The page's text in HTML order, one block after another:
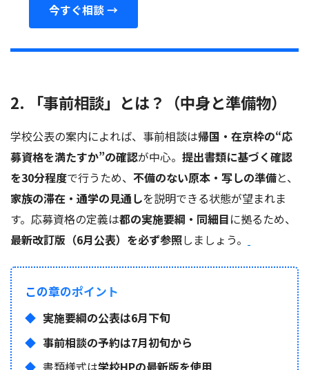
今すぐ相談 →
2. 「事前相談」とは？（中身と準備物）
学校公表の案内によれば、事前相談は帰国・在京枠の“応
募資格を満たすか”の確認が中心。 提出書類に基づく確認
を30分程度で行うため、 不備のない原本・写しの準備と、
家族の滞在・通学の見通しを説明できる状態が望まれま
す。応募資格の定義は都の実施要綱・同細目に拠るため、
最新改訂版（6月公表）を必ず参照しましょう。
この章のポイント
実施要綱の公表は6月下旬
事前相談の予約は7月初旬から